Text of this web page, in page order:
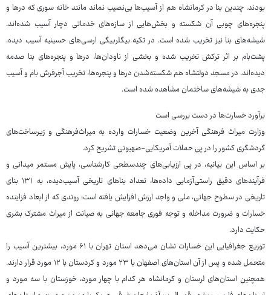
بودند. چندین بنا در کرمانشاه هم از آسیب‌ها بی‌نصیب نماند مانند خانه سوری که درها و
پنجره‌های چوبی آن شکسته و بخش‌هایی از سازه‌های خدماتی دچار آسیب شده‌اند.
شیشه‌های بنا نیز تخریب شده است. در تکیه بیگلربیگی ارسی‌های حسینیه آسیب دیده،
پشت‌بام بر اثر ترکش تخریب شده و بخشی از ناودان‌ها، درها و پنجره‌های بنا صدمه
دیده‌اند. در مسجد دولتشاه هم شکسته‌شدن درها و پنجره‌ها، تخریب آجرفرش بام و آسیب
جدی به شیشه‌های ساختمان مشاهده شده است.
برآورد خسارت‌ها در دست بررسی است
وزارت میراث فرهنگی آخرین وضعیت خسارات وارده به میراث‌فرهنگی و زیرساخت‌های
گردشگری کشور را در پی حملات آمریکایی-صهیونی تشریح کرد.
بر اساس این بیانیه، در پی ارزیابی‌های چندسطحی کارشناسی، پایش مستمر میدانی و
فرآیندهای دقیق راستی‌آزمایی داده‌ها، تعداد بناهای تاریخی آسیب‌دیده، به ۱۳۱ بنای
تاریخی در سطوح جهانی، ملی و واجد ارزش افزایش یافته است؛ روندی که از ابعاد فزاینده
خسارات و ضرورت مداخله و توجه فوری جامعه جهانی به صیانت از میراث مشترک بشری
حکایت دارد.
توزیع جغرافیایی این خسارات نشان می‌دهد استان تهران با ۶۱ مورد، بیشترین آسیب را
متحمل شده و پس از آن استان‌های اصفهان با ۲۳ مورد و کردستان با ۱۲ مورد قرار دارند.
همچنین استان‌های لرستان و کرمانشاه هر کدام با چهار مورد، خوزستان با سه مورد و